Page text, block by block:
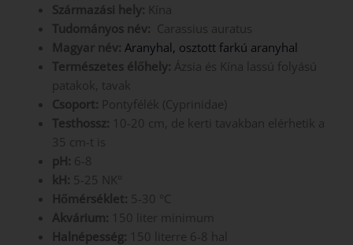
Származási hely: Kína
Tudományos név: Carassius auratus
Magyar név: Aranyhal, osztott farkú aranyhal
Természetes élőhely: Ázsia és Kína lassú folyású
patakok, tavak
Csoport: Pontyfélék (Cyprinidae)
Testhossz: 10-20 cm, de kerti tavakban elérhetik a
35 cm-t is
pH: 6-8
kH: 5-25 NK°
Hőmérséklet: 5-30 °C
Akvárium: 150 liter minimum
Halnépesség: 150 literre 6-8 hal